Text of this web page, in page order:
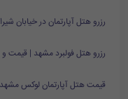
رزرو هتل آپارتمان در خیابان شیرازی
رزرو هتل فولبرد مشهد | قیمت و
قیمت هتل آپارتمان لوکس